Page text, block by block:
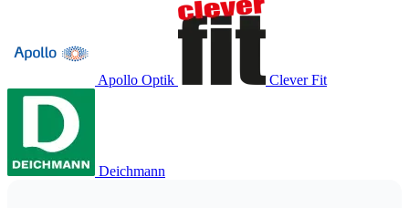
Apollo Optik Clever Fit
Deichmann